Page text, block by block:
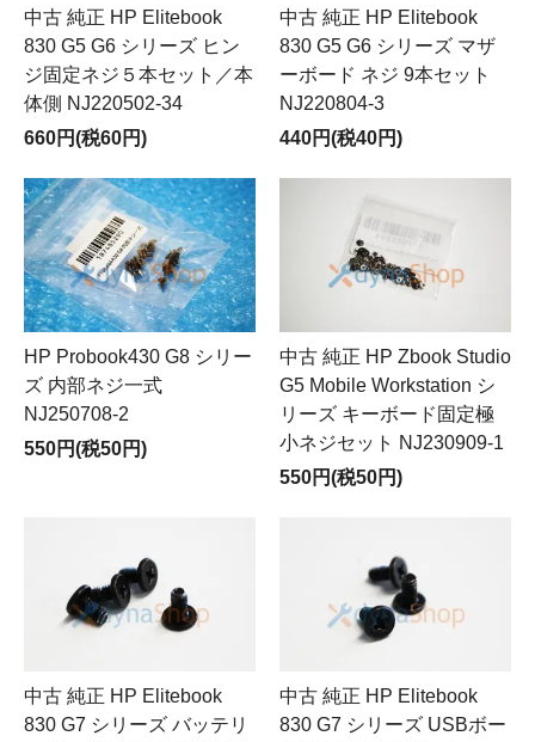
中古 純正 HP Elitebook
830 G5 G6 シリーズ ヒン
ジ固定ネジ５本セット／本
体側 NJ220502-34
660円(税60円)
中古 純正 HP Elitebook
830 G5 G6 シリーズ マザ
ーボード ネジ 9本セット
NJ220804-3
440円(税40円)
HP Probook430 G8 シリー
ズ 内部ネジ一式
NJ250708-2
550円(税50円)
中古 純正 HP Zbook Studio
G5 Mobile Workstation シ
リーズ キーボード固定極
小ネジセット NJ230909-1
550円(税50円)
中古 純正 HP Elitebook
830 G7 シリーズ バッテリ
中古 純正 HP Elitebook
830 G7 シリーズ USBボー